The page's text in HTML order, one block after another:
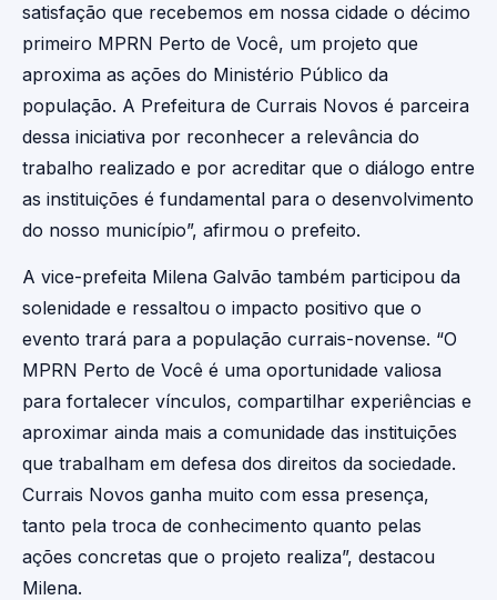
satisfação que recebemos em nossa cidade o décimo
primeiro MPRN Perto de Você, um projeto que
aproxima as ações do Ministério Público da
população. A Prefeitura de Currais Novos é parceira
dessa iniciativa por reconhecer a relevância do
trabalho realizado e por acreditar que o diálogo entre
as instituições é fundamental para o desenvolvimento
do nosso município”, afirmou o prefeito.
A vice-prefeita Milena Galvão também participou da
solenidade e ressaltou o impacto positivo que o
evento trará para a população currais-novense. “O
MPRN Perto de Você é uma oportunidade valiosa
para fortalecer vínculos, compartilhar experiências e
aproximar ainda mais a comunidade das instituições
que trabalham em defesa dos direitos da sociedade.
Currais Novos ganha muito com essa presença,
tanto pela troca de conhecimento quanto pelas
ações concretas que o projeto realiza”, destacou
Milena.